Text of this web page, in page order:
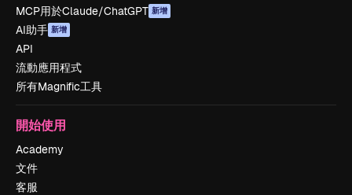
MCP用於Claude/ChatGPT 新增
AI助手 新增
API
流動應用程式
所有Magnific工具
開始使用
Academy
文件
客服